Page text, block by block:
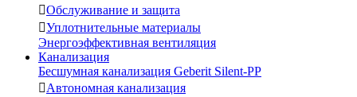
Обслуживание и защита
Уплотнительные материалы
Энергоэффективная вентиляция
Канализация
Бесшумная канализация Geberit Silent-PP
Автономная канализация